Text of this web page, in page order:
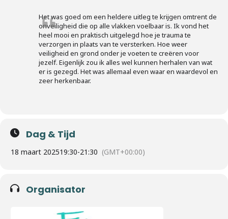
Het was goed om een heldere uitleg te krijgen omtrent de
onveiligheid die op alle vlakken voelbaar is. Ik vond het
heel mooi en praktisch uitgelegd hoe je trauma te
verzorgen in plaats van te versterken. Hoe weer
veiligheid en grond onder je voeten te creëren voor
jezelf. Eigenlijk zou ik alles wel kunnen herhalen van wat
er is gezegd. Het was allemaal even waar en waardevol en
zeer herkenbaar.
Dag & Tijd
18 maart 202519:30-21:30 (GMT+00:00)
Organisator